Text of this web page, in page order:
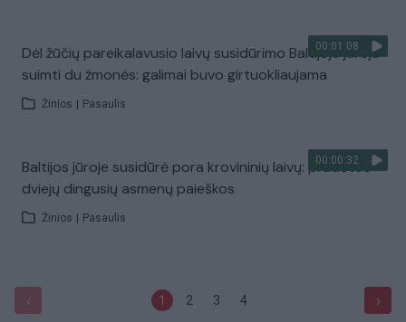
00:01:08
Dėl žūčių pareikalavusio laivų susidūrimo Baltijoje jūroje
suimti du žmonės: galimai buvo girtuokliaujama
Žinios Pasaulis
00:00:32
Baltijos jūroje susidūrė pora krovininių laivų: pradėtos
dviejų dingusių asmenų paieškos
Žinios Pasaulis
‹ 1 2 3 4 ›